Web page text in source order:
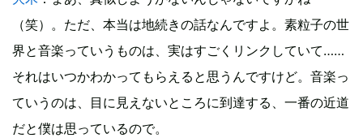
（笑）。ただ、本当は地続きの話なんですよ。素粒子の世
界と音楽っていうものは、実はすごくリンクしていて……
それはいつかわかってもらえると思うんですけど。音楽っ
ていうのは、目に見えないところに到達する、一番の近道
だと僕は思っているので。